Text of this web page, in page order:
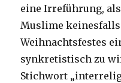
eine Irreführung,
Muslime keinesfalls
Weihnachtsfestes
synkretistisch zu
Stichwort